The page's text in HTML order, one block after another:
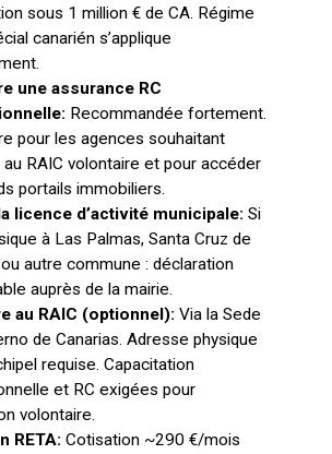
sous 1 million € de CA. Régime
canarién s’applique
une assurance RC
Recommandée fortement.
pour les agences souhaitant
au RAIC volontaire et pour accéder
portails immobiliers.
licence d’activité municipale: Si
à Las Palmas, Santa Cruz de
autre commune : déclaration
auprès de la mairie.
au RAIC (optionnel): Via la Sede
de Canarias. Adresse physique
requise. Capacitation
et RC exigées pour
volontaire.
RETA: Cotisation ~290 €/mois